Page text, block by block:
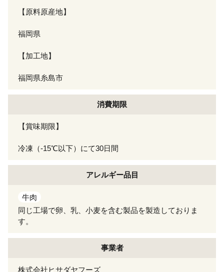
【原料原産地】
福岡県
【加工地】
福岡県糸島市
消費期限
【賞味期限】
冷凍（-15℃以下）にて30日間
アレルギー品目
牛肉
同じ工場で卵、乳、小麦を含む製品を製造しておりま
す。
事業者
株式会社ヒサダヤフーズ